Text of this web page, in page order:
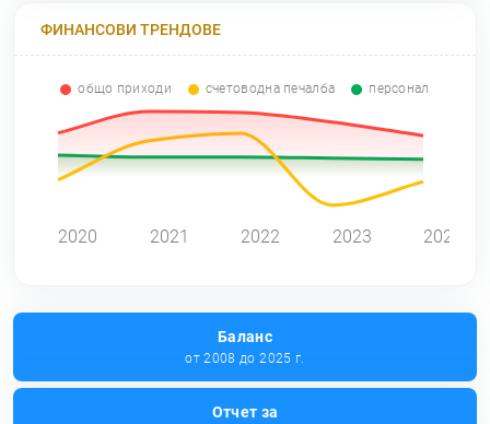
ФИНАНСОВИ ТРЕНДОВЕ
общо приходи счетоводна печалба персонал
2020 2021 2022 2023 2024
Баланс
от 2008 до 2025 г.
Отчет за